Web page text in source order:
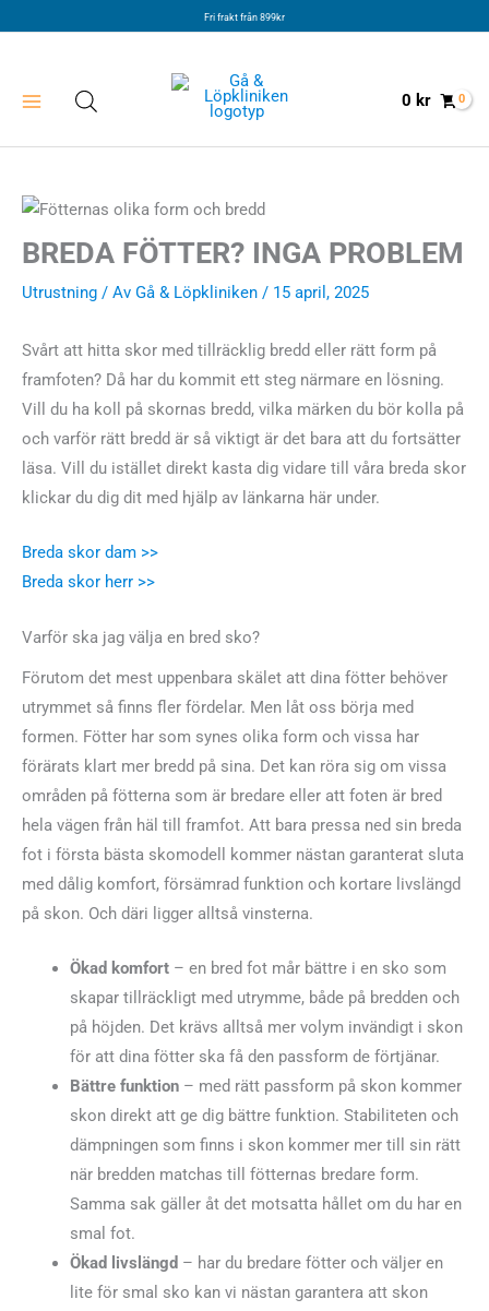
Fri frakt från 899kr
0 kr
BREDA FÖTTER? INGA PROBLEM
Utrustning / Av Gå & Löpkliniken / 15 april, 2025
Svårt att hitta skor med tillräcklig bredd eller rätt form på
framfoten? Då har du kommit ett steg närmare en lösning.
Vill du ha koll på skornas bredd, vilka märken du bör kolla på
och varför rätt bredd är så viktigt är det bara att du fortsätter
läsa. Vill du istället direkt kasta dig vidare till våra breda skor
klickar du dig dit med hjälp av länkarna här under.
Breda skor dam >>
Breda skor herr >>
Varför ska jag välja en bred sko?
Förutom det mest uppenbara skälet att dina fötter behöver
utrymmet så finns fler fördelar. Men låt oss börja med
formen. Fötter har som synes olika form och vissa har
förärats klart mer bredd på sina. Det kan röra sig om vissa
områden på fötterna som är bredare eller att foten är bred
hela vägen från häl till framfot. Att bara pressa ned sin breda
fot i första bästa skomodell kommer nästan garanterat sluta
med dålig komfort, försämrad funktion och kortare livslängd
på skon. Och däri ligger alltså vinsterna.
Ökad komfort– en bred fot mår bättre i en sko som
skapar tillräckligt med utrymme, både på bredden och
på höjden. Det krävs alltså mer volym invändigt i skon
för att dina fötter ska få den passform de förtjänar.
Bättre funktion– med rätt passform på skon kommer
skon direkt att ge dig bättre funktion. Stabiliteten och
dämpningen som finns i skon kommer mer till sin rätt
när bredden matchas till fötternas bredare form.
Samma sak gäller åt det motsatta hållet om du har en
smal fot.
Ökad livslängd – har du bredare fötter och väljer en
lite för smal sko kan vi nästan garantera att skon